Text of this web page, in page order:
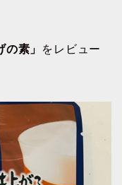
素」
をレビュー